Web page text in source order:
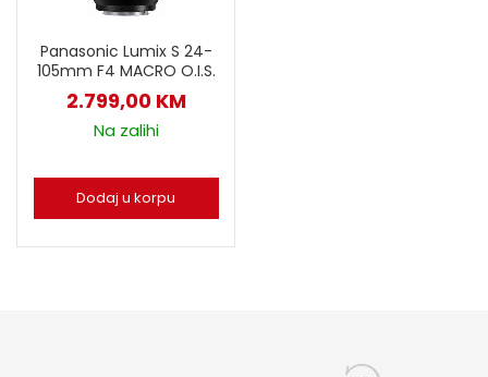
Panasonic Lumix S 24-
105mm F4 MACRO O.I.S.
2.799,00 KM
Na zalihi
Dodaj u korpu